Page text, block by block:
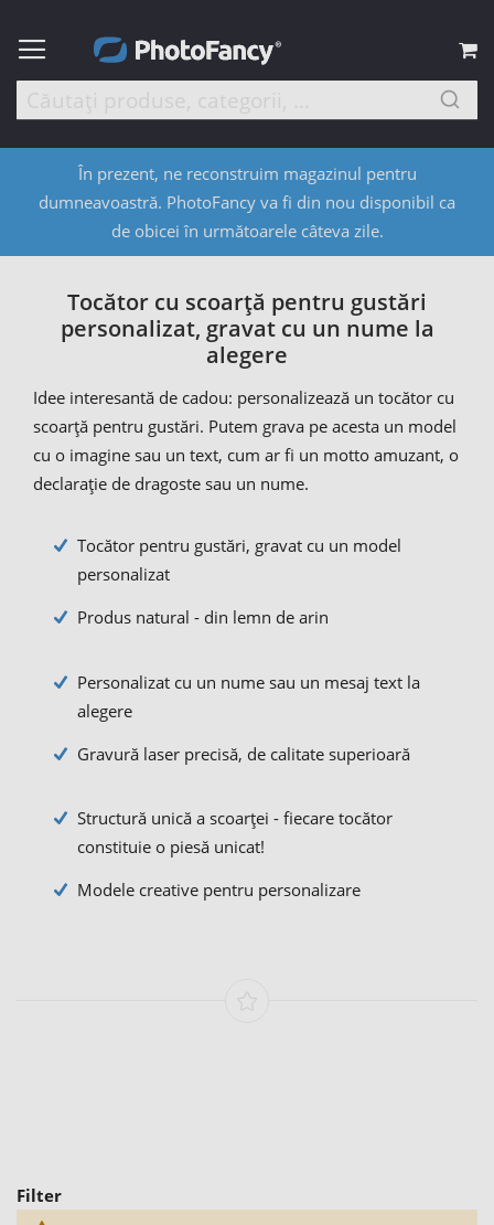
În prezent, ne reconstruim magazinul pentru
dumneavoastră. PhotoFancy va fi din nou disponibil ca
de obicei în următoarele câteva zile.
Tocător cu scoarță pentru gustări
personalizat, gravat cu un nume la
alegere
Idee interesantă de cadou: personalizează un tocător cu
scoarță pentru gustări. Putem grava pe acesta un model
cu o imagine sau un text, cum ar fi un motto amuzant, o
declarație de dragoste sau un nume.
Tocător pentru gustări, gravat cu un model
personalizat
Produs natural - din lemn de arin
Personalizat cu un nume sau un mesaj text la
alegere
Gravură laser precisă, de calitate superioară
Structură unică a scoarței - fiecare tocător
constituie o piesă unicat!
Modele creative pentru personalizare
Filter